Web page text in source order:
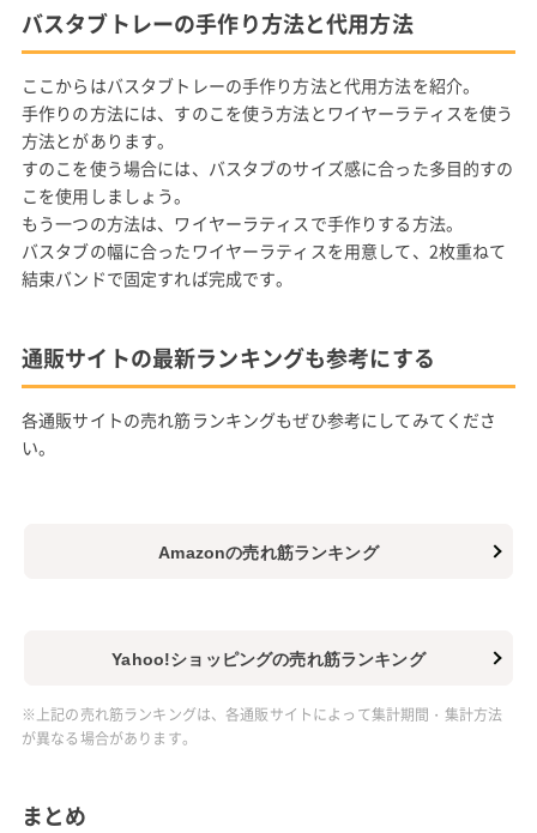
バスタブトレーの手作り方法と代用方法
ここからはバスタブトレーの手作り方法と代用方法を紹介。
手作りの方法には、すのこを使う方法とワイヤーラティスを使う
方法とがあります。
すのこを使う場合には、バスタブのサイズ感に合った多目的すの
こを使用しましょう。
もう一つの方法は、ワイヤーラティスで手作りする方法。
バスタブの幅に合ったワイヤーラティスを用意して、2枚重ねて
結束バンドで固定すれば完成です。
通販サイトの最新ランキングも参考にする
各通販サイトの売れ筋ランキングもぜひ参考にしてみてくださ
い。
Amazonの売れ筋ランキング
Yahoo!ショッピングの売れ筋ランキング
※上記の売れ筋ランキングは、各通販サイトによって集計期間・集計方法
が異なる場合があります。
まとめ